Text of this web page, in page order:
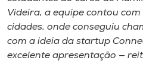
Videira, a equipe contou
cidades, onde conseguiu
com a ideia da startup
excelente apresentação —